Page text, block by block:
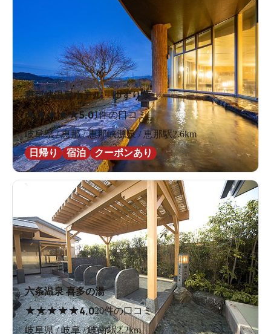
恵那峡温泉ホテル ゆずり葉
★★★★★5.01件の口コミ
岐阜県 / 恵那 / 恵那峡源泉 / 恵那駅2.6km
日帰り
宿泊 クーポンあり
六条温泉 喜多の湯
★★★★★4.020件の口コミ
岐阜県 / 岐阜 / 岐南駅2.2km